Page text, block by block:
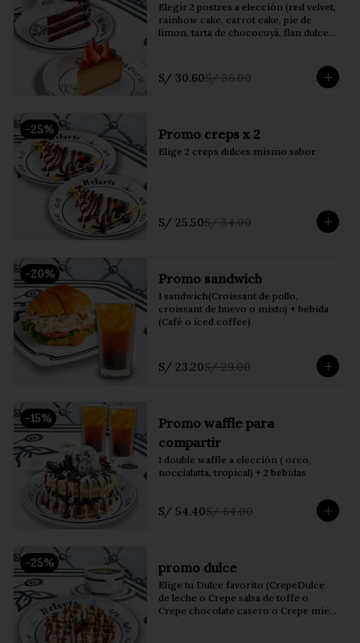
Elegir 2 postres a elección (red velvet,
rainbow cake, carrot cake, pie de
limon, tarta de chococuyá, flan dulce
S/ 30.60S/ 36.00
-25% Promo creps x 2
Elige 2 creps dulces mismo sabor
S/ 25.50S/ 34.00
-20% Promo sandwich
1 sandwich(Croissant de pollo,
croissant de huevo o mixto) + bebida
(Café o iced coffee)
S/ 23.20S/ 29.00
-15%
Promo waffle para
compartir
1 double waffle a elección ( oreo,
noccialatta, tropical) + 2 bebidas
S/ 54.40S/ 64.00
-25% promo dulce
Elige tu Dulce favorito (CrepeDulce
de leche o Crepe salsa de toffe o
Crepe chocolate casero o Crepe miel